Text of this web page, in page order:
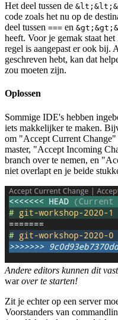
Het deel tussen de
code zoals het nu op de
deel tussen === en
heeft. Voor je gemak staat
regel is aangepast er ook bij.
geschreven hebt, kan dat
zou moeten zijn.
Oplossen
Sommige IDE's hebben
iets makkelijker te maken.
om "Accept Current Change"
master, "Accept Incoming
branch over te nemen, en
niet overlapt en je beide
Andere editors kunnen dit
warover te starten!
Zit je echter op een server
Voorstanders van